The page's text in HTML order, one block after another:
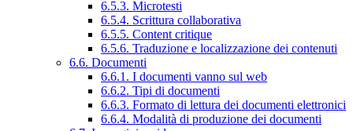
6.5.3. Microtesti
6.5.4. Scrittura collaborativa
6.5.5. Content critique
6.5.6. Traduzione e localizzazione dei contenuti
6.6. Documenti
6.6.1. I documenti vanno sul web
6.6.2. Tipi di documenti
6.6.3. Formato di lettura dei documenti elettronici
6.6.4. Modalità di produzione dei documenti